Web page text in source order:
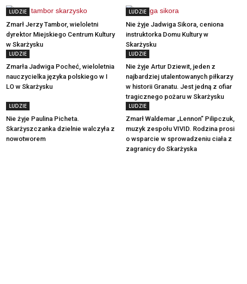
LUDZIE
Zmarł Jerzy Tambor, wieloletni
dyrektor Miejskiego Centrum Kultury
w Skarżysku
LUDZIE
Nie żyje Jadwiga Sikora, ceniona
instruktorka Domu Kultury w
Skarżysku
LUDZIE
Zmarła Jadwiga Pocheć, wieloletnia
nauczycielka języka polskiego w I
LO w Skarżysku
LUDZIE
Nie żyje Artur Dziewit, jeden z
najbardziej utalentowanych piłkarzy
w historii Granatu. Jest jedną z ofiar
tragicznego pożaru w Skarżysku
LUDZIE
Nie żyje Paulina Picheta.
Skarżyszczanka dzielnie walczyła z
nowotworem
LUDZIE
Zmarł Waldemar „Lennon” Pilipczuk,
muzyk zespołu VIVID. Rodzina prosi
o wsparcie w sprowadzeniu ciała z
zagranicy do Skarżyska